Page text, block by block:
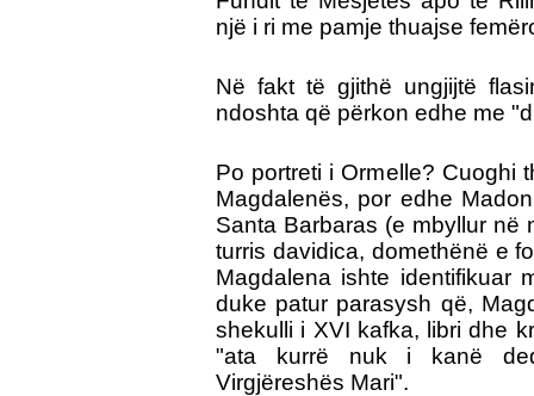
një i ri me pamje thuajse
Në fakt të gjithë ungjijtë
ndoshta që përkon edhe me
Po portreti i Ormelle? Cuoghi
Magdalenës, por edhe
Santa Barbaras (e mbyllur në
turris davidica, domethënë e
Magdalena ishte identifikuar
duke patur parasysh që,
shekulli i XVI kafka, libri dhe
"ata kurrë nuk i kanë
Virgjëreshës Mari".